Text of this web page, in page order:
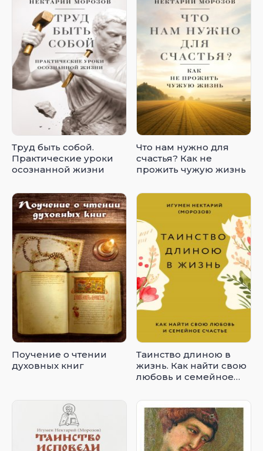
Труд быть собой.
Практические уроки
осознанной жизни
Что нам нужно для
счастья? Как не
прожить чужую жизнь
Поучение о чтении
духовных книг
Таинство длиною в
жизнь. Как найти свою
любовь и семейное